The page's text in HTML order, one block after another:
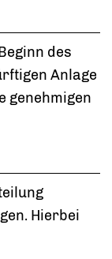
des
Anlage
genehmigen
Hierbei